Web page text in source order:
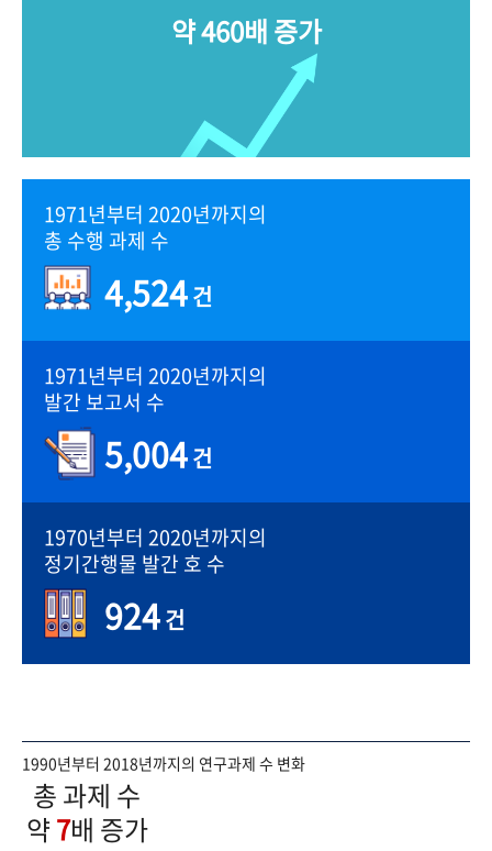
약 460배 증가
1971년부터 2020년까지의
총 수행 과제 수
4,524건
1971년부터 2020년까지의
발간 보고서 수
5,004건
1970년부터 2020년까지의
정기간행물 발간 호 수
924건
1990년부터 2018년까지의 연구과제 수 변화
총 과제 수
약7배 증가